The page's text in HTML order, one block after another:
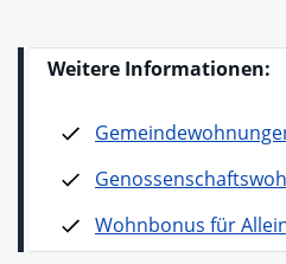
Weitere Informationen:
Wohnbonus für